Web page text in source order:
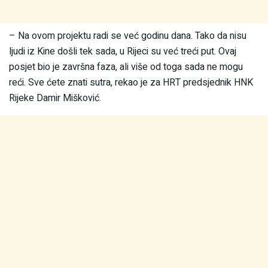
– Na ovom projektu radi se već godinu dana. Tako da nisu
ljudi iz Kine došli tek sada, u Rijeci su već treći put. Ovaj
posjet bio je završna faza, ali više od toga sada ne mogu
reći. Sve ćete znati sutra, rekao je za HRT predsjednik HNK
Rijeke Damir Mišković.